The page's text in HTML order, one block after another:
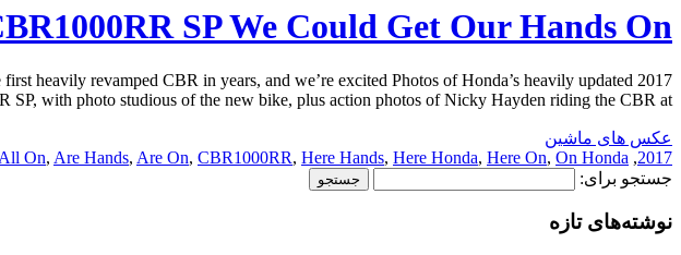
SP We Could Get Our Hands On
heavily revamped CBR in years, and we’re excited Photos of Honda’s heavily updated 2017
SP, with photo studious of the new bike, plus action photos of Nicky Hayden riding the CBR at […]
عکس های ماشین
2017
,
All On, Are Hands, Are On, CBR1000RR, Here Hands, Here Honda, Here On, On Honda
جستجو برای:
نوشته‌های تازه